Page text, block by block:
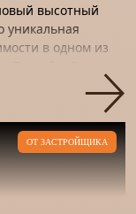
высотный
уникальная
в одном из
ОТ ЗАСТРОЙЩИКА